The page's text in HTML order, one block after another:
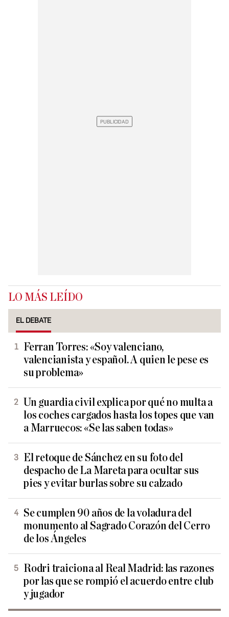
LO MÁS LEÍDO
EL DEBATE
Ferran Torres: «Soy valenciano,
valencianista y español. A quien le pese es
su problema»
Un guardia civil explica por qué no multa a
los coches cargados hasta los topes que van
a Marruecos: «Se las saben todas»
El retoque de Sánchez en su foto del
despacho de La Mareta para ocultar sus
pies y evitar burlas sobre su calzado
Se cumplen 90 años de la voladura del
monumento al Sagrado Corazón del Cerro
de los Ángeles
Rodri traiciona al Real Madrid: las razones
por las que se rompió el acuerdo entre club
y jugador